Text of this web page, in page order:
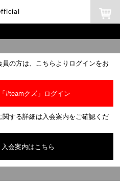
の方は、こちらよりログインをお
#teamクズ」ログイン
する詳細は入会案内をご確認くだ
入会案内はこちら